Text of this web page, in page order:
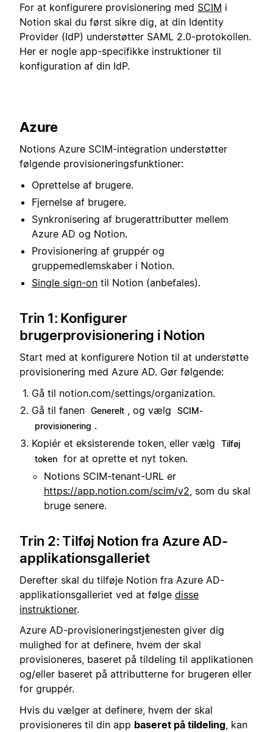
For at konfigurere provisionering med SCIM i
Notion skal du først sikre dig, at din Identity
Provider (IdP) understøtter SAML 2.0-protokollen.
Her er nogle app-specifikke instruktioner til
konfiguration af din IdP.
Azure
Notions Azure SCIM-integration understøtter
følgende provisioneringsfunktioner:
Oprettelse af brugere.
Fjernelse af brugere.
Synkronisering af brugerattributter mellem
Azure AD og Notion.
Provisionering af gruppér og
gruppemedlemskaber i Notion.
Single sign-on til Notion (anbefales).
Trin 1: Konfigurer
brugerprovisionering i Notion
Start med at konfigurere Notion til at understøtte
provisionering med Azure AD. Gør følgende:
Gå til notion.com/settings/organization.
Gå til fanen Generelt , og vælg
SCIM-
provisionering .
Kopiér et eksisterende token, eller vælg
Tilføj
token for at oprette et nyt token.
Notions SCIM-tenant-URL er
https://app.notion.com/scim/v2 , som du skal
bruge senere.
Trin 2: Tilføj Notion fra Azure AD-
applikationsgalleriet
Derefter skal du tilføje Notion fra Azure AD-
applikationsgalleriet ved at følge disse
instruktioner.
Azure AD-provisioneringstjenesten giver dig
mulighed for at definere, hvem der skal
provisioneres, baseret på tildeling til applikationen
og/eller baseret på attributterne for brugeren eller
for gruppér.
Hvis du vælger at definere, hvem der skal
provisioneres til din app baseret på tildeling , kan